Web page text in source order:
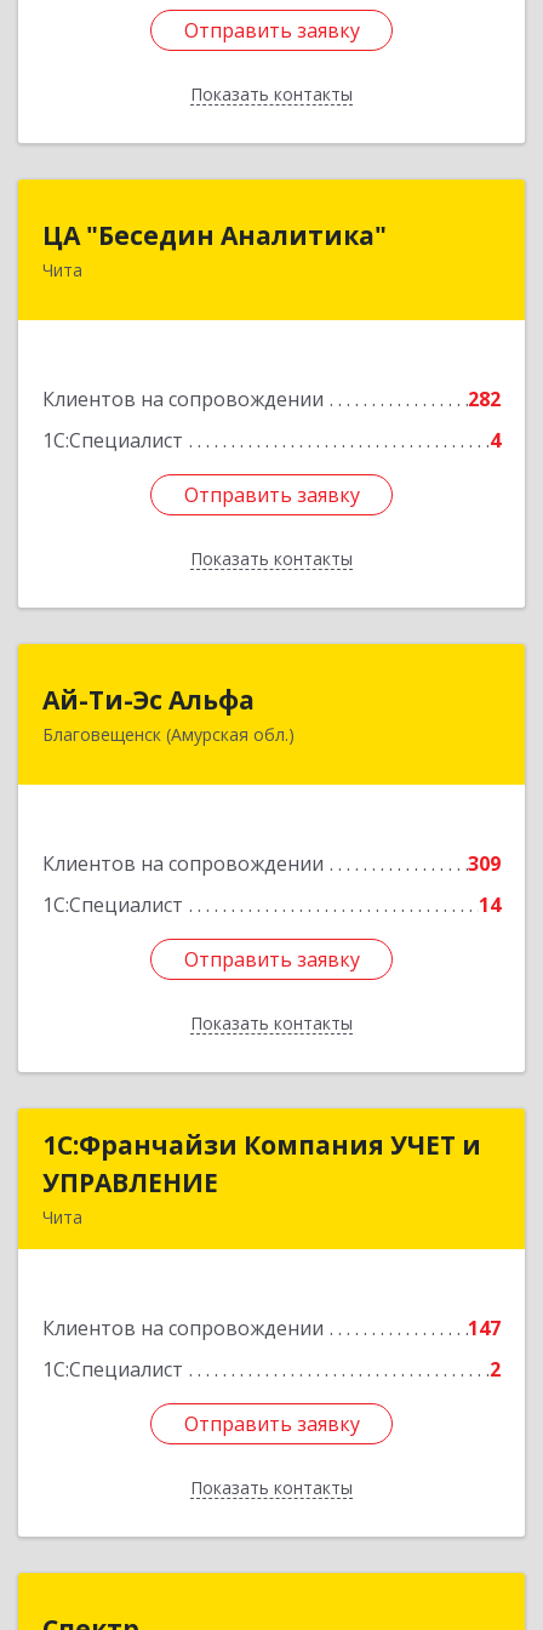
Отправить заявку
Показать контакты
Отправить заявку
Назад
ЦА "Беседин Аналитика"
Чита
Клиентов на сопровождении
282
1С:Специалист
4
Отправить заявку
Показать контакты
Отправить заявку
Назад
Ай-Ти-Эс Альфа
Благовещенск (Амурская обл.)
Клиентов на сопровождении
309
1С:Специалист
14
Отправить заявку
Показать контакты
675000, Амурская обл, Благовещенск г, Зейская
Отправить заявку
Назад
1С:Франчайзи Компания УЧЕТ и
УПРАВЛЕНИЕ
Чита
Клиентов на сопровождении
147
1С:Специалист
2
Отправить заявку
Показать контакты
1С:Франчайзи Компания УЧЕТ и
Подробнее
Отправить заявку
Назад